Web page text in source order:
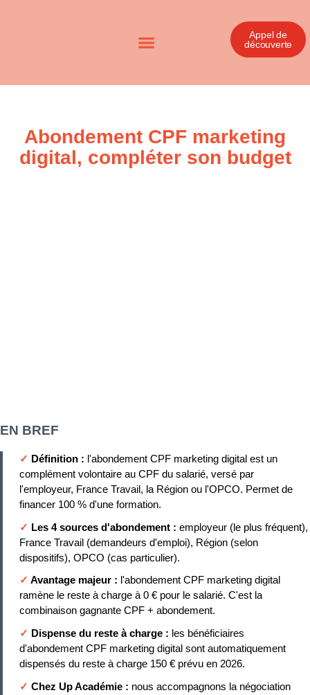
Appel de
découverte
Abondement CPF marketing
digital, compléter son budget
EN BREF
✓ Définition : l'abondement CPF marketing digital est un
complément volontaire au CPF du salarié, versé par
l'employeur, France Travail, la Région ou l'OPCO. Permet de
financer 100 % d'une formation.
✓ Les 4 sources d'abondement : employeur (le plus fréquent),
France Travail (demandeurs d'emploi), Région (selon
dispositifs), OPCO (cas particulier).
✓ Avantage majeur : l'abondement CPF marketing digital
ramène le reste à charge à 0 € pour le salarié. C'est la
combinaison gagnante CPF + abondement.
✓ Dispense du reste à charge : les bénéficiaires
d'abondement CPF marketing digital sont automatiquement
dispensés du reste à charge 150 € prévu en 2026.
✓ Chez Up Académie : nous accompagnons la négociation